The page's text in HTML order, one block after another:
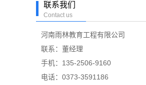
联系我们
Contact us
河南雨林教育工程有限公司
联系：董经理
手机：135-2506-9160
电话：0373-3591186